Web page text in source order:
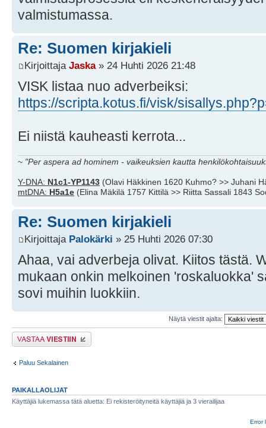
valmistumassa.
Re: Suomen kirjakieli
Kirjoittaja Jaska» 24 Huhti 2026 21:48
VISK listaa nuo adverbeiksi:
https://scripta.kotus.fi/visk/
Ei niistä kauheasti kerrota...
~ "Per aspera ad hominem - vaikeuksien kautta
Y-DNA: N1c1-YP1143 (Olavi Häkkinen 1620 Kuhmo? >> Juhani
mtDNA: H5a1e (Elina Mäkilä 1757 Kittilä >> Riitta Sassali 1843
Re: Suomen kirjakieli
Kirjoittaja Palokärki » 25 Huhti 2026 07:30
Ahaa, vai adverbeja olivat. Kiitos tästä.
mukaan onkin melkoinen 'roskaluokka'
sovi muihin luokkiin.
Näytä viestit ajalta:
Lähetä vastaus
Paluu Sekalainen
PAIKALLAOLIJAT
Käyttäjiä lukemassa tätä aluetta: Ei rekisteröityneitä käyttäjiä ja 3 vierailijaa
Error